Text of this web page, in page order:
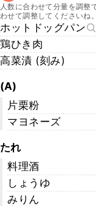
人数に合わせて分量を調整
わせて調整してくださいね。
ホットドッグパン
鶏ひき肉
高菜漬 (刻み)
(A)
片栗粉
マヨネーズ
たれ
料理酒
しょうゆ
みりん